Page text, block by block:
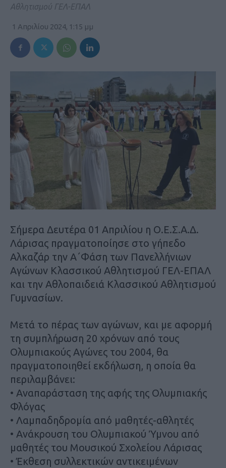
Αθλητισμού ΓΕΛ-ΕΠΑΛ
1 Απριλίου 2024, 1:15 μμ
Σήμερα Δευτέρα 01 Απριλίου η Ο.Ε.Σ.Α.Δ.
Λάρισας πραγματοποίησε στο γήπεδο
Αλκαζάρ την Α΄Φάση των Πανελλήνιων
Αγώνων Κλασσικού Αθλητισμού ΓΕΛ-ΕΠΑΛ
και την Αθλοπαιδειά Κλασσικού Αθλητισμού
Γυμνασίων.
Μετά το πέρας των αγώνων, και με αφορμή
τη συμπλήρωση 20 χρόνων από τους
Ολυμπιακούς Αγώνες του 2004, θα
πραγματοποιηθεί εκδήλωση, η οποία θα
περιλαμβάνει:
• Αναπαράσταση της αφής της Ολυμπιακής
Φλόγας
• Λαμπαδηδρομία από μαθητές-αθλητές
• Ανάκρουση του Ολυμπιακού Ύμνου από
μαθητές του Μουσικού Σχολείου Λάρισας
• Έκθεση συλλεκτικών αντικειμένων